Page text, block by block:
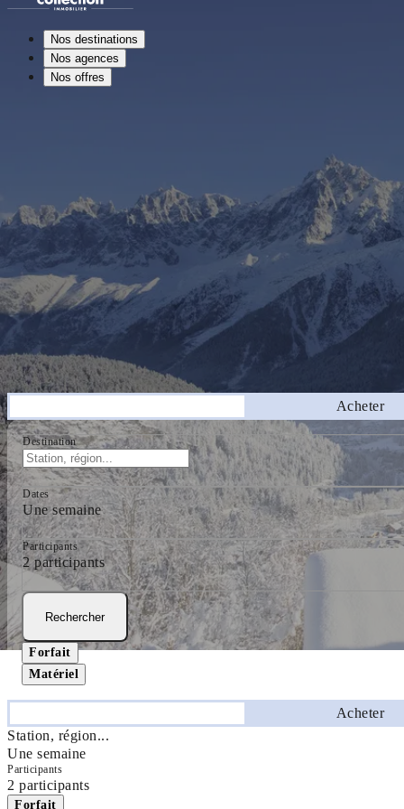
Acheter
Destination
Dates
Une semaine
Participants
2 participants
Rechercher
Forfait
Matériel
Acheter
Station, région...
Une semaine
Participants
2 participants
Forfait
Nos destinations
Nos agences
Nos offres